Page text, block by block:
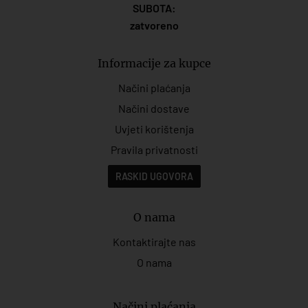
SUBOTA:
zatvoreno
Informacije za kupce
Načini plaćanja
Načini dostave
Uvjeti korištenja
Pravila privatnosti
RASKID UGOVORA
O nama
Kontaktirajte nas
O nama